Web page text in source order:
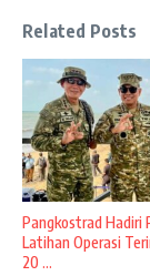
Related Posts
Pangkostrad Hadiri
Latihan Operasi
20 ...